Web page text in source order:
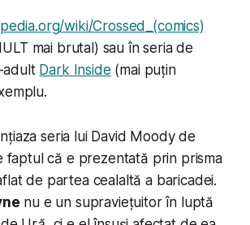
wiki/Crossed_(comics)
mai brutal) sau în seria de
adult Dark Inside (mai puțin
seria lui David Moody de
faptul că e prezentată prin prisma
de partea cealaltă a baricadei.
nu e un supraviețuitor în luptă